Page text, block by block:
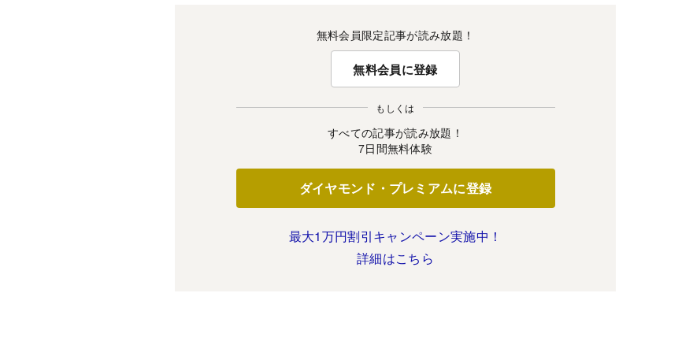
無料会員限定記事が読み放題！
無料会員に登録
もしくは
すべての記事が読み放題！
7日間無料体験
ダイヤモンド・プレミアムに登録
最大1万円割引キャンペーン実施中！
詳細はこちら